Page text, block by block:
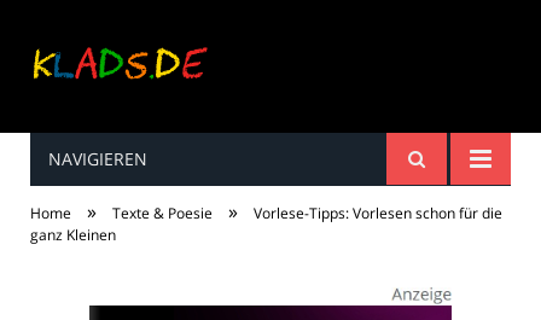
Kinderreime, Spiele,
NAVIGIEREN
Home » Texte & Poesie »
Vorlese-Tipps: Vorlesen schon für die
ganz Kleinen